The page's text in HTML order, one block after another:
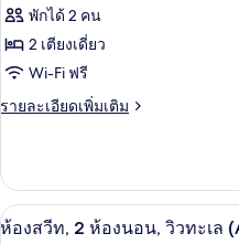
เตียง,
วิว
ทะเล
ห้อง
พรีเมียร์,
เตียง
เดี่ยว
เตียง,
วิว
ทะเล
พักได้ 2 คน
2 เตียงเดี่ยว
Wi-Fi ฟรี
รายละเอียดเพิ่มเติม
ราย
เกี่ยว
กับ
ห้อง
เปิด
6
ห้องสวีท, 2 ห้องนอน, วิวทะเล